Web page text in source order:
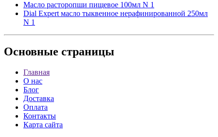
Масло расторопши пищевое 100мл N 1
Dial Expert масло тыквенное нерафинированной 250мл
N 1
Основные страницы
Главная
О нас
Блог
Доставка
Оплата
Контакты
Карта сайта